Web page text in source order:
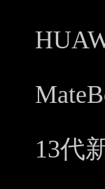
13代